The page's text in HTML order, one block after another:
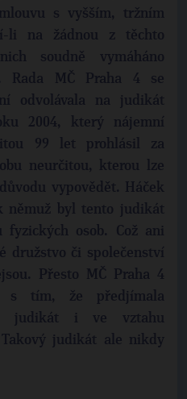
s vyšším, tržním
li na žádnou z těchto
soudně vymáháno
Rada MČ Praha 4 se
odvolávala na judikát
2004, který nájemní
99 let prohlásil za
neurčitou, kterou lze
vypovědět. Háček
němuž byl tento judikát
fyzických osob. Což ani
družstvo či společenství
Přesto MČ Praha 4
s tím, že předjímala
judikát i ve vztahu
judikát ale nikdy